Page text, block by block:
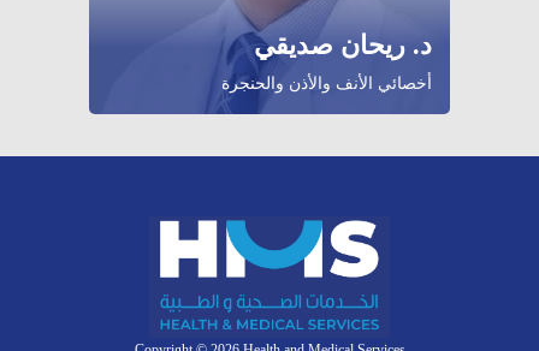
د. ريحان صديقي
أخصائي الأنف والأذن والحنجرة